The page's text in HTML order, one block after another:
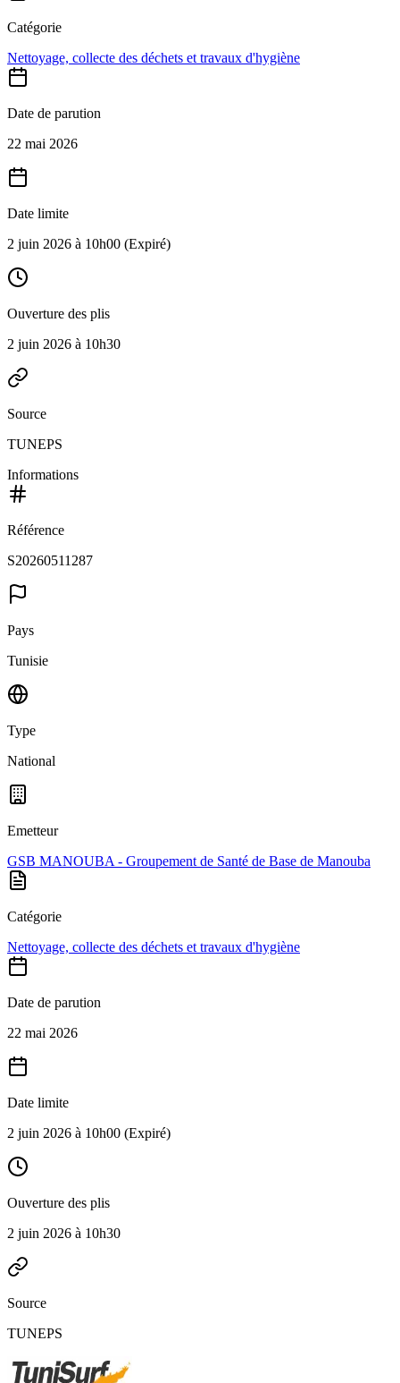
Catégorie
Nettoyage, collecte des déchets et travaux d'hygiène
Date de parution
22 mai 2026
Date limite
2 juin 2026 à 10h00 (Expiré)
Ouverture des plis
2 juin 2026 à 10h30
Source
TUNEPS
Informations
Référence
S20260511287
Pays
Tunisie
Type
National
Emetteur
GSB MANOUBA - Groupement de Santé de Base de Manouba
Catégorie
Nettoyage, collecte des déchets et travaux d'hygiène
Date de parution
22 mai 2026
Date limite
2 juin 2026 à 10h00 (Expiré)
Ouverture des plis
2 juin 2026 à 10h30
Source
TUNEPS